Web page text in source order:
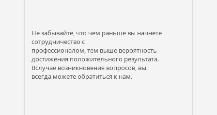
Не забывайте, что чем раньше вы начнете
сотрудничество с
профессионалом, тем выше вероятность
достижения положительного результата.
Вслучае возникновения вопросов, вы
всегда можете обратиться к нам.